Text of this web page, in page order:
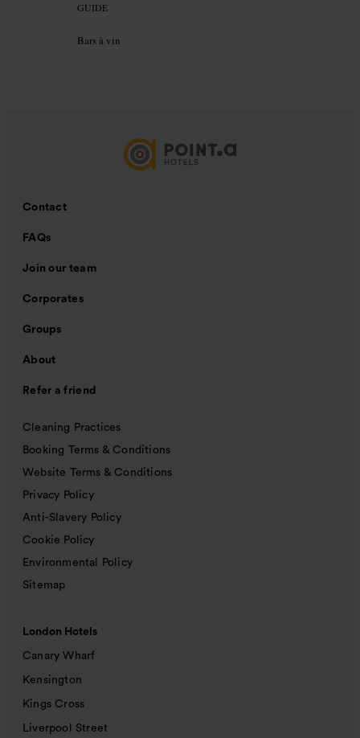
GUIDE
Bars à vin
Contact
FAQs
Join our team
Corporates
Groups
About
Refer a friend
Cleaning Practices
Booking Terms & Conditions
Website Terms & Conditions
Privacy Policy
Anti-Slavery Policy
Cookie Policy
Environmental Policy
Sitemap
London Hotels
Canary Wharf
Kensington
Kings Cross
Liverpool Street